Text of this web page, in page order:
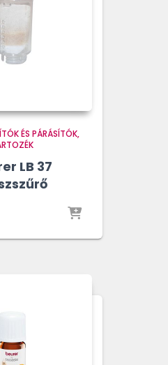
ÉS PÁRÁSÍTÓK
LB 37